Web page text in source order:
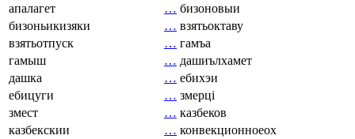
апалагет
… бизоновыи
бизоньикизяки
… взятьоктаву
взятьотпуск
… гамъа
гамыш
… дашиълхамет
дашка
… ебихэи
ебицуги
… змерці
змест
… казбеков
казбекскии
… конвекционноеох